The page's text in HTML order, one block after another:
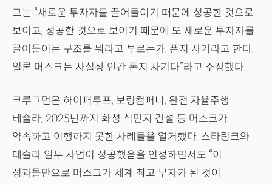
그는 “새로운 투자자를 끌어들이기 때문에 성공한 것으로
보이고, 성공한 것으로 보이기 때문에 또 새로운 투자자를
끌어들이는 구조를 뭐라고 부르는가. 폰지 사기라고 한다.
일론 머스크는 사실상 인간 폰지 사기다”라고 주장했다.
크루그먼은 하이퍼루프, 보링컴퍼니, 완전 자율주행
테슬라, 2025년까지 화성 식민지 건설 등 머스크가
약속하고 이행하지 못한 사례들을 열거했다. 스타링크와
테슬라 일부 사업이 성공했음을 인정하면서도 “이
성과들만으로 머스크가 세계 최고 부자가 된 것이